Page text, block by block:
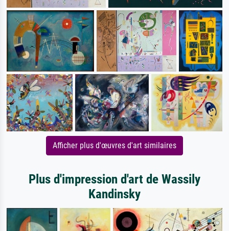
Afficher plus d'œuvres d'art similaires
Plus d'impression d'art de Wassily
Kandinsky